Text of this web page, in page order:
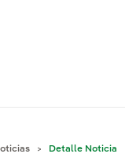
Detalle Noticia